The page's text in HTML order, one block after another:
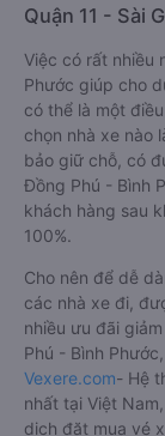
Quận 11 - Sài
Việc có rất nhiều
Phước giúp cho
có thể là một
chọn nhà xe nào
bảo giữ chỗ, có
Đồng Phú - Bình
khách hàng sau
100%.
Cho nên để dễ
các nhà xe đi,
nhiều ưu đãi
Phú - Bình
Vexere.com- Hệ
nhất tại Việt
dịch đặt mua vé